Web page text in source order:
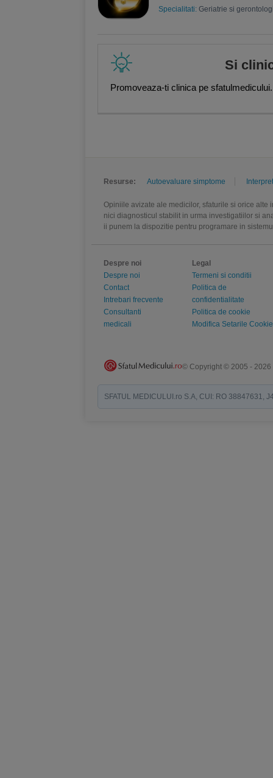
Specialitati: Geriatrie si
Si
Promoveaza-ti clinica pe
Resurse: Autoevaluare simptome
Opiniile avizate ale medicilor, sfaturile si orice
nici diagnosticul stabilit in urma investigatiilor si
ii punem la dispozitie pentru programare in
Despre noi
Despre noi
Contact
Intrebari frecvente
Consultanti
medicali
Legal
Termeni si conditii
Politica de
confidentialitate
Politica de cookie
Modifica Setarile Cookie
© Copyright © 2005 - 2026
SFATUL MEDICULUI.ro S.A, CUI: RO 38847631,